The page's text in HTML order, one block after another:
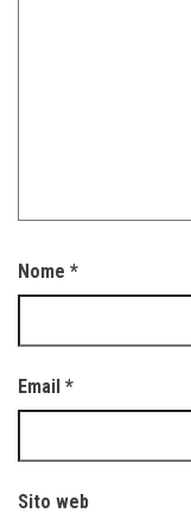
Nome *
Email *
Sito web